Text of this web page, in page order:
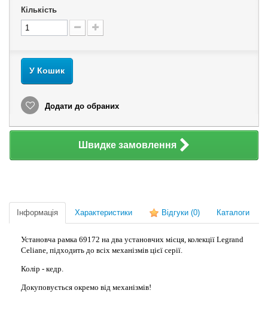
Кількість
У Кошик
Додати до обраних
Швидке замовлення
Інформація Характеристики Відгуки (0) Каталоги
Установча рамка 69172 на два установчих місця, колекції Legrand
Celiane, підходить до всіх механізмів цієї серії.
Колір - кедр.
Докуповується окремо від механізмів!